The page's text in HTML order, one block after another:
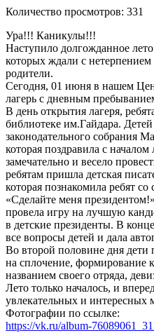
Количество просмотров: 331
Ура!!! Каникулы!!!
Наступило долгожданное
которых ждали с нетерпением
родители.
Сегодня, 01 июня в нашем
лагерь с дневным
В день открытия лагеря,
библиотеке им.Гайдара. Детей
законодательного собрания
которая поздравила с
замечательно и весело
ребятам пришла детская
которая познакомила ребят
«Сделайте меня
провела игру на лучшую
в детские президенты. В
все вопросы детей и дала
Во второй половине дня дети
на сплочение, формирование
названием своего отряда,
Лето только началось, и
увлекательных и интересных
Фотографии по ссылке:
https://vk.ru/album-